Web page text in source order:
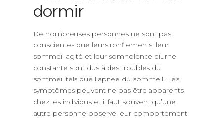
dormir
De nombreuses personnes ne sont pas
conscientes que leurs ronflements, leur
sommeil agité et leur somnolence diurne
constante sont dus à des troubles du
sommeil tels que l’apnée du sommeil. Les
symptômes peuvent ne pas être apparents
chez les individus et il faut souvent qu’une
autre personne observe leur comportement